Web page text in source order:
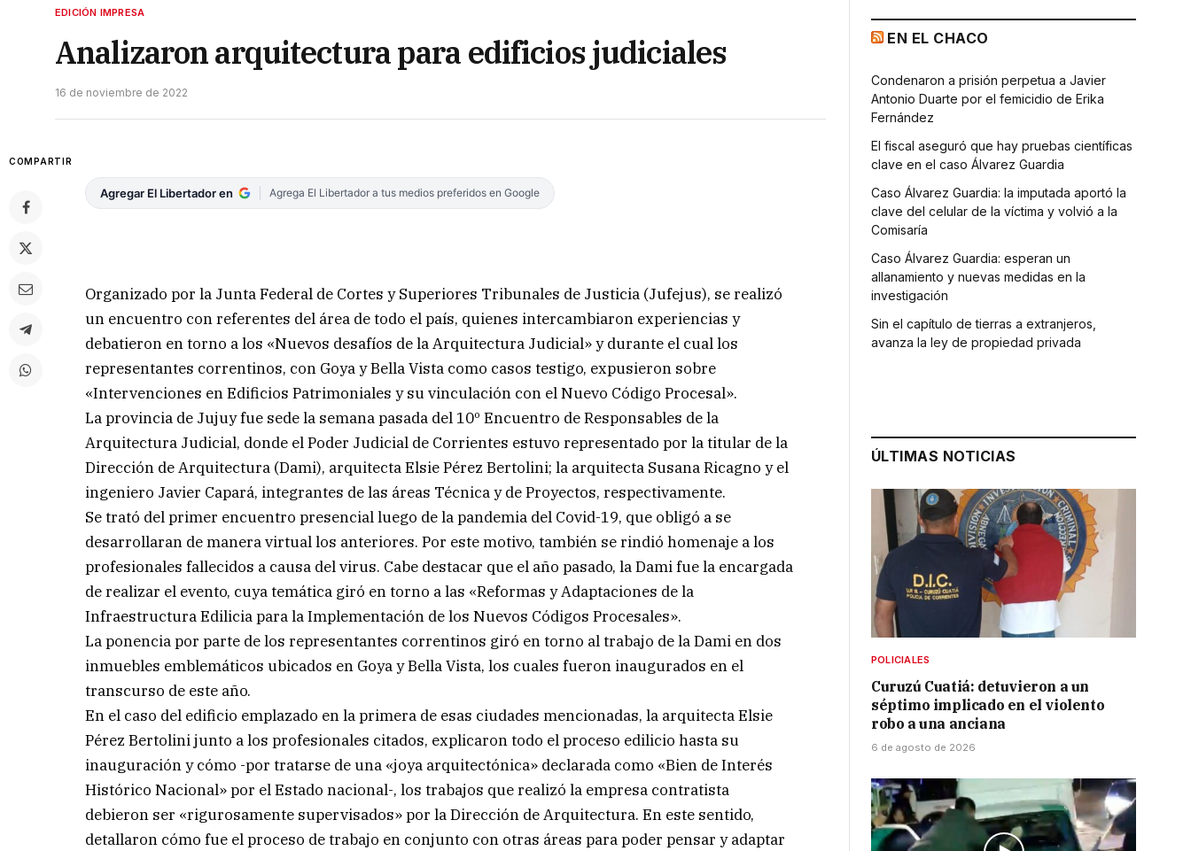
EDICIÓN IMPRESA
Analizaron arquitectura para edificios judiciales
16 de noviembre de 2022
COMPARTIR
Agregar El Libertador en Agrega El Libertador a tus medios preferidos en Google
Organizado por la Junta Federal de Cortes y Superiores Tribunales de Justicia (Jufejus), se realizó
un encuentro con referentes del área de todo el país, quienes intercambiaron experiencias y
debatieron en torno a los «Nuevos desafíos de la Arquitectura Judicial» y durante el cual los
representantes correntinos, con Goya y Bella Vista como casos testigo, expusieron sobre
«Intervenciones en Edificios Patrimoniales y su vinculación con el Nuevo Código Procesal».
La provincia de Jujuy fue sede la semana pasada del 10º Encuentro de Responsables de la
Arquitectura Judicial, donde el Poder Judicial de Corrientes estuvo representado por la titular de la
Dirección de Arquitectura (Dami), arquitecta Elsie Pérez Bertolini; la arquitecta Susana Ricagno y el
ingeniero Javier Capará, integrantes de las áreas Técnica y de Proyectos, respectivamente.
Se trató del primer encuentro presencial luego de la pandemia del Covid-19, que obligó a se
desarrollaran de manera virtual los anteriores. Por este motivo, también se rindió homenaje a los
profesionales fallecidos a causa del virus. Cabe destacar que el año pasado, la Dami fue la encargada
de realizar el evento, cuya temática giró en torno a las «Reformas y Adaptaciones de la
Infraestructura Edilicia para la Implementación de los Nuevos Códigos Procesales».
La ponencia por parte de los representantes correntinos giró en torno al trabajo de la Dami en dos
inmuebles emblemáticos ubicados en Goya y Bella Vista, los cuales fueron inaugurados en el
transcurso de este año.
En el caso del edificio emplazado en la primera de esas ciudades mencionadas, la arquitecta Elsie
Pérez Bertolini junto a los profesionales citados, explicaron todo el proceso edilicio hasta su
inauguración y cómo -por tratarse de una «joya arquitectónica» declarada como «Bien de Interés
Histórico Nacional» por el Estado nacional-, los trabajos que realizó la empresa contratista
debieron ser «rigurosamente supervisados» por la Dirección de Arquitectura. En este sentido,
detallaron cómo fue el proceso de trabajo en conjunto con otras áreas para poder pensar y adaptar
EN EL CHACO
Condenaron a prisión perpetua a Javier
Antonio Duarte por el femicidio de Erika
Fernández
El fiscal aseguró que hay pruebas científicas
clave en el caso Álvarez Guardia
Caso Álvarez Guardia: la imputada aportó la
clave del celular de la víctima y volvió a la
Comisaría
Caso Álvarez Guardia: esperan un
allanamiento y nuevas medidas en la
investigación
Sin el capítulo de tierras a extranjeros,
avanza la ley de propiedad privada
ÚLTIMAS NOTICIAS
POLICIALES
Curuzú Cuatiá: detuvieron a un
séptimo implicado en el violento
robo a una anciana
6 de agosto de 2026